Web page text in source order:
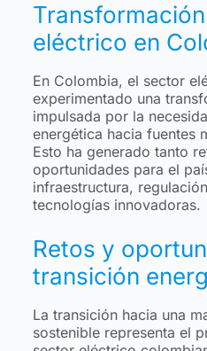
eléctrico en
En Colombia, el sector
experimentado una
impulsada por la
energética hacia fuentes
Esto ha generado tanto
oportunidades para el
infraestructura,
tecnologías innovadoras.
Retos y
transición
La transición hacia una
sostenible representa el